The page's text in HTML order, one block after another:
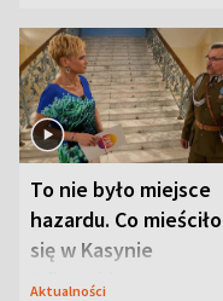
To nie było miejsce
hazardu. Co mieściło
się w Kasynie
Oficerskim?
Aktualności